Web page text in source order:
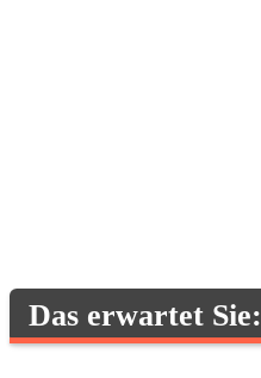
Das erwartet Sie: